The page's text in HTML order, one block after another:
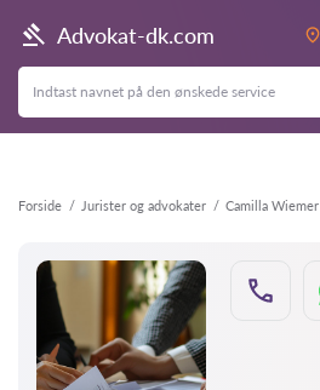
Advokat-dk.com
Forside Jurister og advokater Camilla Wiemer
Tilbage